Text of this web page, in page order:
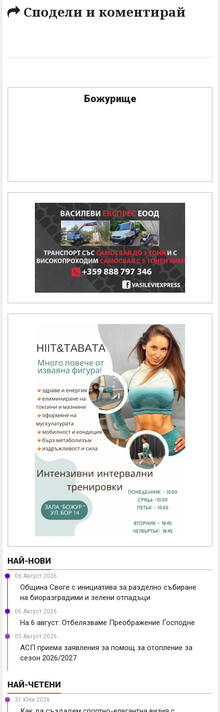
Сподели и коментирай
Божурище
НАЙ-НОВИ
06 Август 2026
Община Своге с инициатива за разделно събиране
на биоразградими и зелени отпадъци
06 Август 2026
На 6 август: Отбелязваме Преображение Господне
05 Август 2026
АСП приема заявления за помощ за отопление за
сезон 2026/2027
НАЙ-ЧЕТЕНИ
31 Юли 2026